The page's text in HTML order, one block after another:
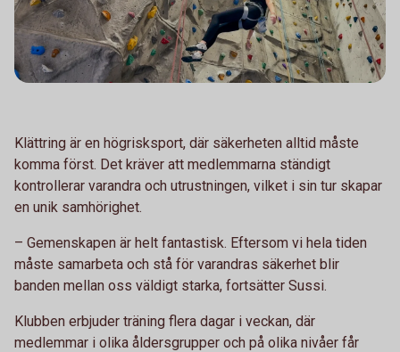
Klättring är en högrisksport, där säkerheten alltid måste
komma först. Det kräver att medlemmarna ständigt
kontrollerar varandra och utrustningen, vilket i sin tur skapar
en unik samhörighet.
– Gemenskapen är helt fantastisk. Eftersom vi hela tiden
måste samarbeta och stå för varandras säkerhet blir
banden mellan oss väldigt starka, fortsätter Sussi.
Klubben erbjuder träning flera dagar i veckan, där
medlemmar i olika åldersgrupper och på olika nivåer får